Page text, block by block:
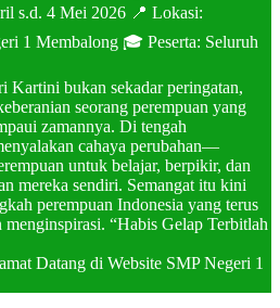
s.d. 4 Mei 2026 📍 Lokasi:
1 Membalong 🎓 Peserta: Seluruh
Kartini bukan sekadar peringatan,
seorang perempuan yang
zamannya. Di tengah
cahaya perubahan—
untuk belajar, berpikir, dan
mereka sendiri. Semangat itu kini
perempuan Indonesia yang terus
menginspirasi. “Habis Gelap Terbitlah
Datang di Website SMP Negeri 1